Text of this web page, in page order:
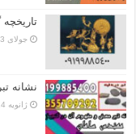
جولای 13, 2025
نشانه
ژانویه 14, 2024